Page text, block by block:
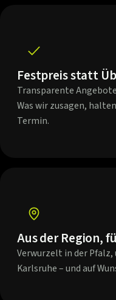
Festpreis statt
Transparente
Was wir zusagen,
Termin.
Aus der Region,
Verwurzelt in der
Karlsruhe – und auf